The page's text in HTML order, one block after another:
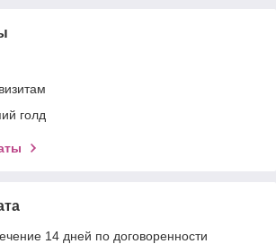
голд
14 дней по договоренности